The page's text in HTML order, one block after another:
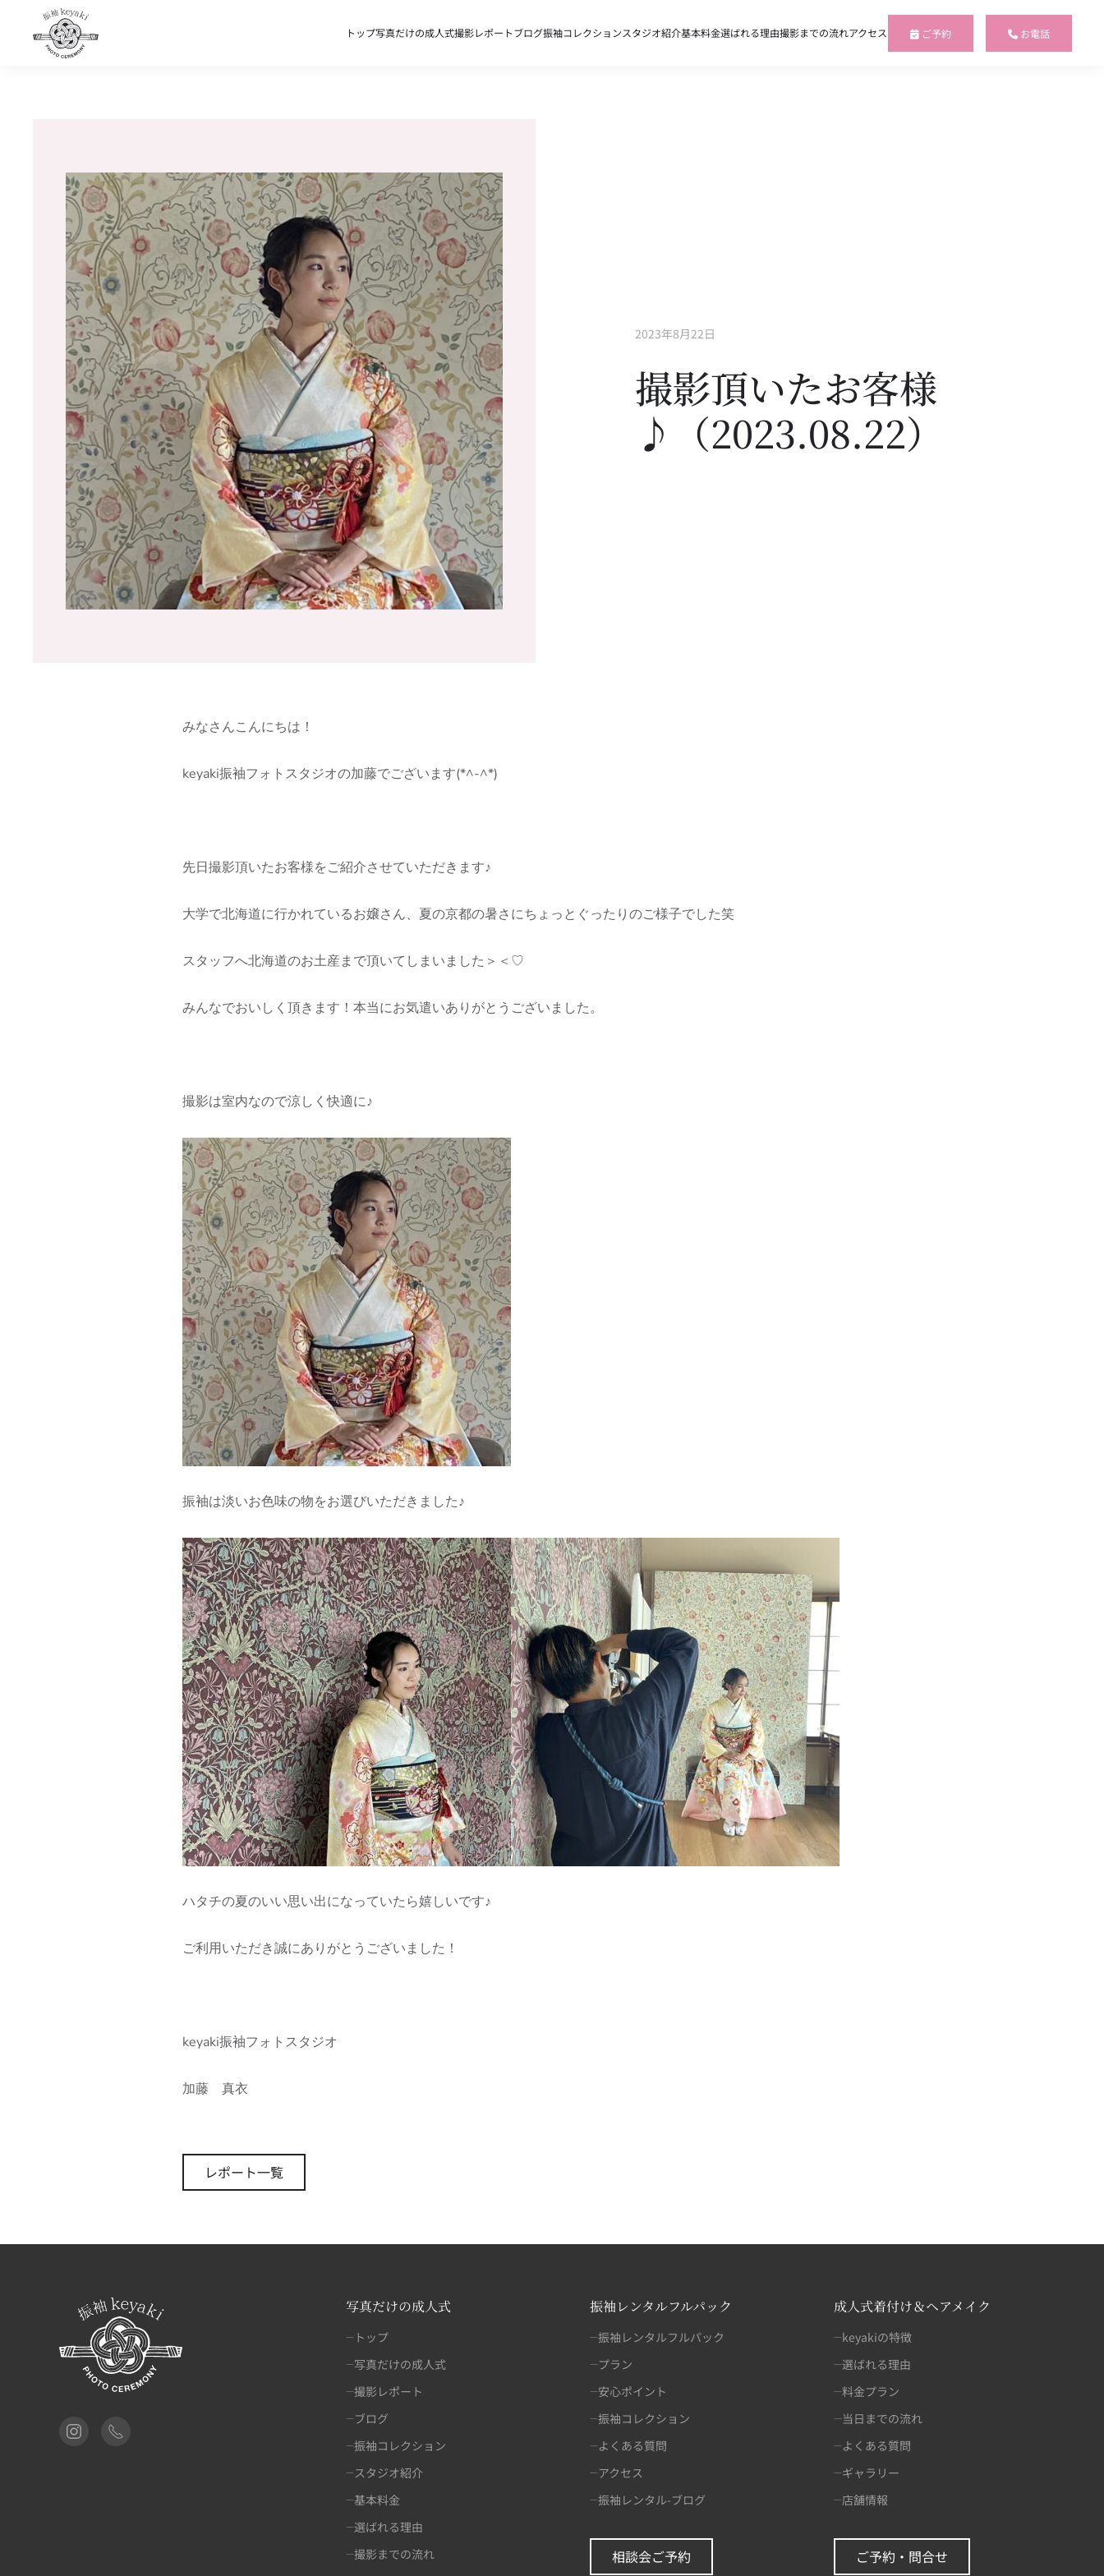
Skip to main content
トップ写真だけの成人式撮影レポートブログ振袖コレクションスタジオ紹介基本料金選ばれる理由撮影までの流れアクセス ご予約 お電話
2023年8月22日
撮影頂いたお客様
♪（2023.08.22）
みなさんこんにちは！
keyaki振袖フォトスタジオの加藤でございます(*^-^*)
先日撮影頂いたお客様をご紹介させていただきます♪
大学で北海道に行かれているお嬢さん、夏の京都の暑さにちょっとぐったりのご様子でした笑
スタッフへ北海道のお土産まで頂いてしまいました＞＜♡
みんなでおいしく頂きます！本当にお気遣いありがとうございました。
撮影は室内なので涼しく快適に♪
振袖は淡いお色味の物をお選びいただきました♪
ハタチの夏のいい思い出になっていたら嬉しいです♪
ご利用いただき誠にありがとうございました！
keyaki振袖フォトスタジオ
加藤 真衣
レポート一覧
写真だけの成人式
トップ
写真だけの成人式
撮影レポート
ブログ
振袖コレクション
スタジオ紹介
基本料金
選ばれる理由
撮影までの流れ
振袖レンタルフルパック
振袖レンタルフルパック
プラン
安心ポイント
振袖コレクション
よくある質問
アクセス
振袖レンタル-ブログ
相談会ご予約
成人式着付け＆ヘアメイク
keyakiの特徴
選ばれる理由
料金プラン
当日までの流れ
よくある質問
ギャラリー
店舗情報
ご予約・問合せ